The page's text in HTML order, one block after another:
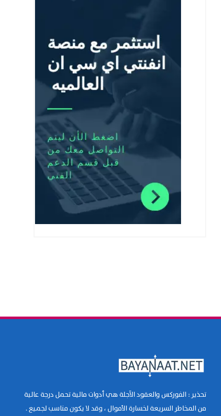
تحذير : الفوركس والعقود الآجلة هي أدوات مالية تحمل درجة عالية
من المخاطر السريعة لخسارة الأموال ، وقد لا يكون مناسب لجميع .